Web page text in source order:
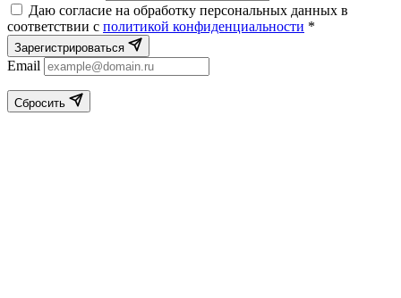
Даю согласие на обработку персональных данных в
соответствии с политикой конфиденциальности *
Зарегистрироваться
Email
Сбросить